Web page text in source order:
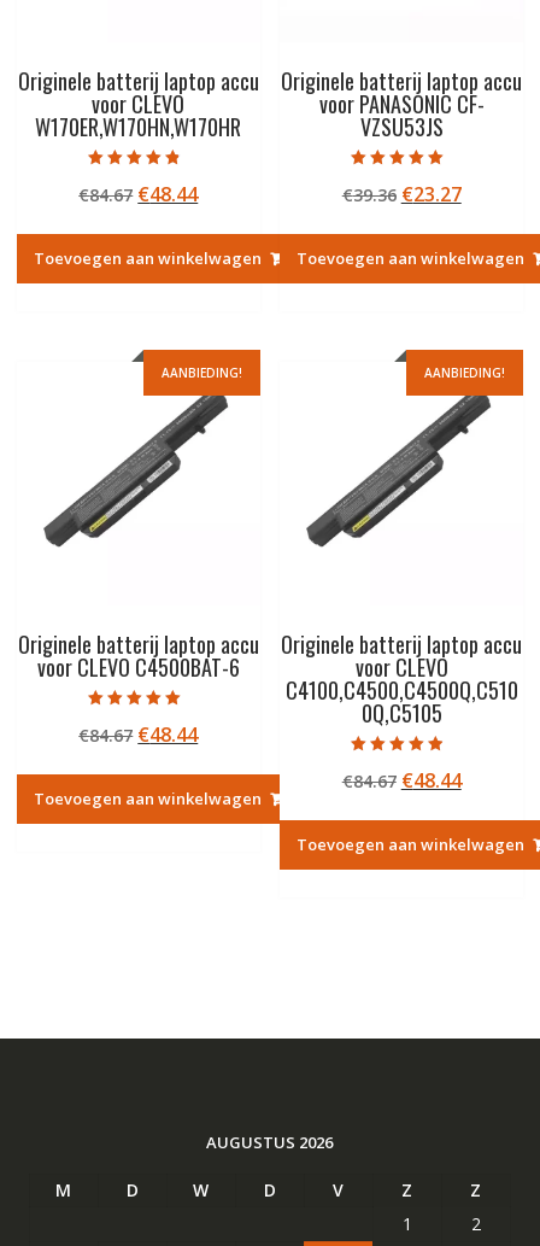
Originele batterij laptop accu
voor CLEVO
W170ER,W170HN,W170HR
4.50
uit 5
€84.67 Oorspronkelijke
was:
€84.67.
€48.44Huidige
is:
€48.44.
Toevoegen aan winkelwagen
Originele batterij laptop accu
voor PANASONIC CF-
VZSU53JS
5.00
uit 5
€39.36
was:
€39.36.
€23.27Huidige
is:
€23.27.
Toevoegen aan winkelwagen
AANBIEDING!
Originele batterij laptop accu
voor CLEVO C4500BAT-6
5.00
uit 5
€84.67 Oorspronkelijke
was:
€84.67.
€48.44Huidige
is:
€48.44.
Toevoegen aan winkelwagen
AANBIEDING!
Originele batterij laptop accu
voor CLEVO
C4100,C4500,C4500Q,C510
0Q,C5105
4.50
uit 5
€84.67
was:
€84.67.
€48.44Huidige
is:
€48.44.
Toevoegen aan winkelwagen
AUGUSTUS 2026
M D W D V Z
Z
1
2